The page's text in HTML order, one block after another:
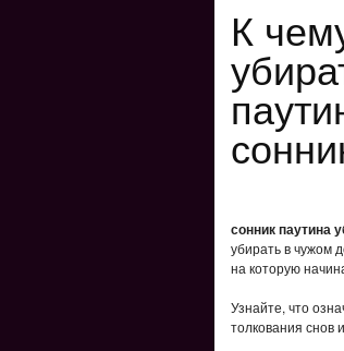
К чему снится сонник паутина
сонник паутина
убирать в чужом
на которую
Узнайте, что
толкования снов